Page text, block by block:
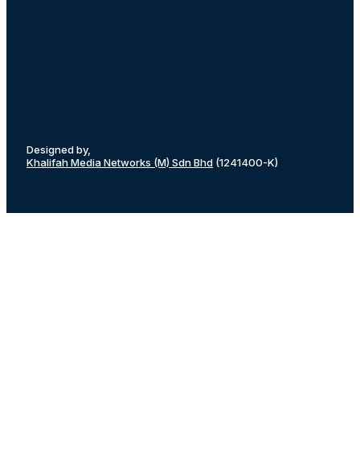
Designed by,
Khalifah Media Networks (M) Sdn Bhd (1241400-K)